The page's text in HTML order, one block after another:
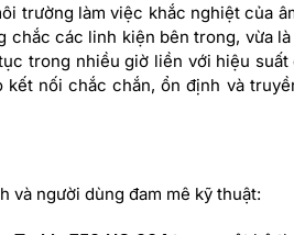
trường làm việc khắc nghiệt của
chắc các linh kiện bên trong, vừa
trong nhiều giờ liền với hiệu suất
kết nối chắc chắn, ổn định và
và người dùng đam mê kỹ thuật: